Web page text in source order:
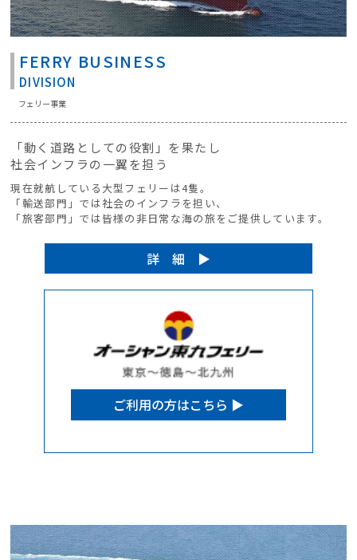
FERRY BUSINESS
DIVISION
フェリー事業
「動く道路としての役割」を果たし
社会インフラの一翼を担う
現在就航している大型フェリーは4隻。
「輸送部門」では社会のインフラを担い、
「旅客部門」では皆様の非日常な海の旅をご提供しています。
詳 細 ▶︎
ご利用の方はこちら ▶︎